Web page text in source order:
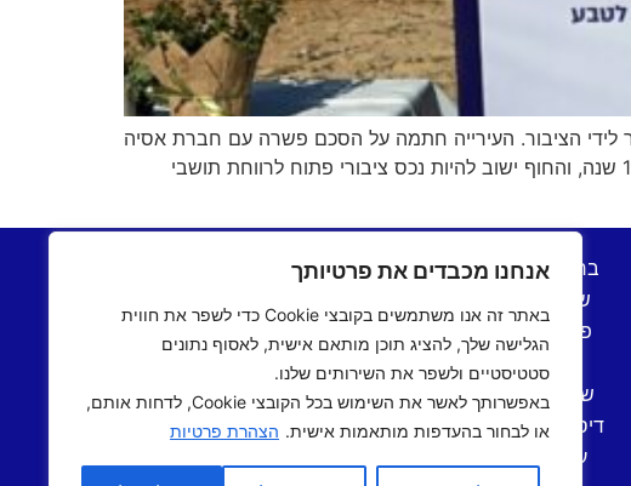
אנחנו מכבדים את פרטיותך
באתר זה אנו משתמשים בקובצי Cookie כדי לשפר את חווית
הגלישה שלך, להציג תוכן מותאם אישית, לאסוף נתונים
סטטיסטיים ולשפר את השירותים שלנו.
באפשרותך לאשר את השימוש בכל הקובצי Cookie, לדחות אותם,
או לבחור בהעדפות מותאמות אישית. הצהרת פרטיות
לידי הציבור. העירייה חתמה על הסכם פשרה עם חברת אסיה
חדרה, שבמסגרתו יוחזרו לבעלותה שבעה מגרשי חוף בהיקף של כ־48 דונם, שנרכשו על ידי החברה לפני כ־15 שנה, והחוף ישוב להיות נכס ציבורי פתוח לרווחת תושבי
ברהנו בתשעים
שש בתשעים
פותחים שישי
שישי אישי
שישי ים תיכוני
דיסק קלאב שואו
ערב ישראלי
יצירת קשר
מדיניות פרטיות
הצהרת נגישות